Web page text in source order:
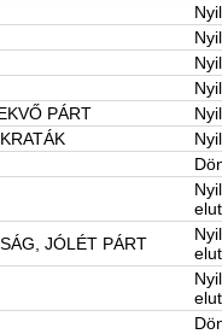
PÁRT
JÓLÉT PÁRT